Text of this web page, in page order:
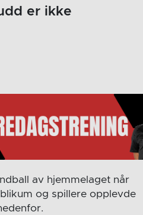
er ikke
av hjemmelaget når
og spillere opplevde